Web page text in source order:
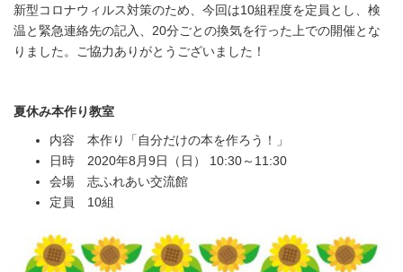
新型コロナウィルス対策のため、今回は10組程度を定員とし、検
温と緊急連絡先の記入、20分ごとの換気を行った上での開催とな
りました。ご協力ありがとうございました！
夏休み本作り教室
内容 本作り「自分だけの本を作ろう！」
日時 2020年8月9日（日） 10:30～11:30
会場 志ふれあい交流館
定員 10組